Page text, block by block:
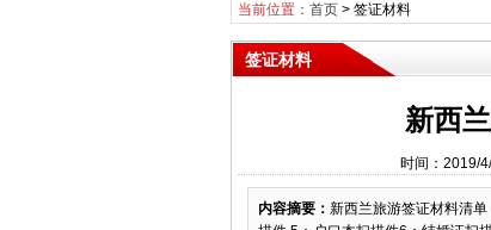
当前位置： 首页> 签证材料
签证材料
新西
时间：2019/
内容摘要： 新西兰旅游签证材料清